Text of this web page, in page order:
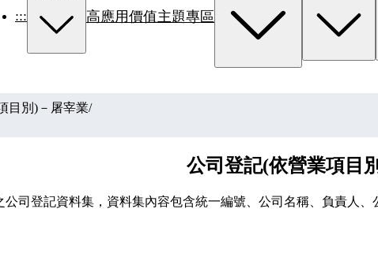
:::
高應用價值主題專區
目別)－屠宰業/
公司登記(依營業項目
公司登記資料集，資料集內容包含統一編號、公司名稱、負責人